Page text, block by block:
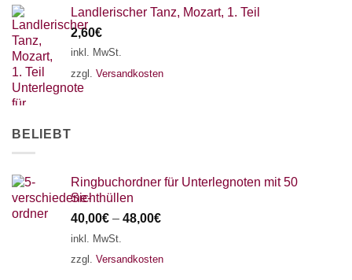
Landlerischer Tanz, Mozart, 1. Teil
2,60€
inkl. MwSt.
zzgl. Versandkosten
BELIEBT
Ringbuchordner für Unterlegnoten mit 50
Sichthüllen
40,00€ – 48,00€
inkl. MwSt.
zzgl. Versandkosten